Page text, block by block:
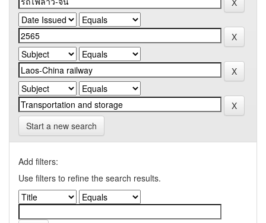
Start a new search
Add filters:
Use filters to refine the search results.